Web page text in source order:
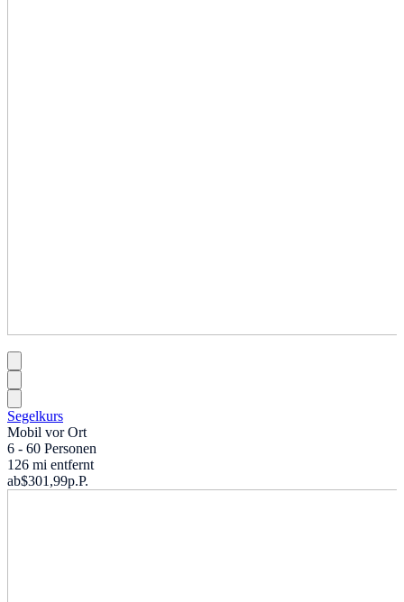
Segelkurs
Mobil vor Ort
6 - 60 Personen
126 mi entfernt
ab$301,99p.P.